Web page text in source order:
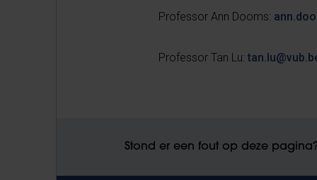
Professor Ann Dooms:
Professor Tan Lu:
Stond er een fout op deze